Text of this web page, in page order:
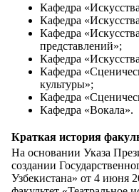
Кафедра
Кафедра
Кафедра
представлений»;
Кафедра
Кафедра
культуры»;
Кафедра
Кафедра «Вокала».
Краткая история
На основании Указа
создании
Узбекистана» от 4 июня